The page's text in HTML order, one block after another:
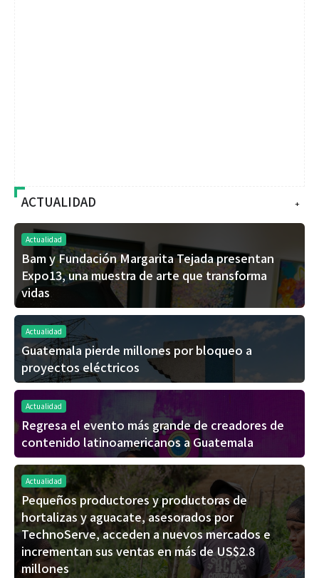
+
ACTUALIDAD
Actualidad
Bam y Fundación Margarita Tejada presentan
Expo13, una muestra de arte que transforma
vidas
Actualidad
Guatemala pierde millones por bloqueo a
proyectos eléctricos
Actualidad
Regresa el evento más grande de creadores de
contenido latinoamericanos a Guatemala
Actualidad
Pequeños productores y productoras de
hortalizas y aguacate, asesorados por
TechnoServe, acceden a nuevos mercados e
incrementan sus ventas en más de US$2.8
millones